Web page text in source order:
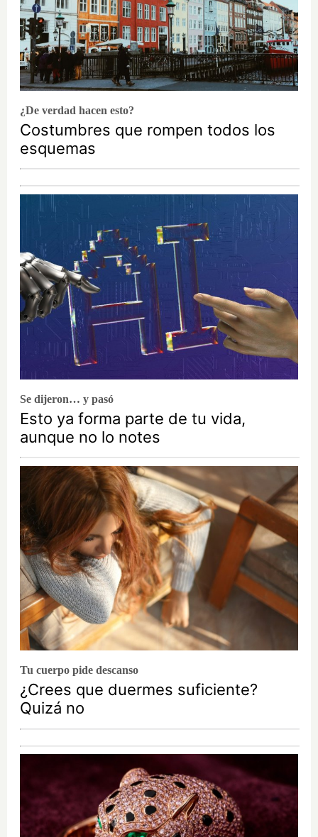
¿De verdad hacen esto?
Costumbres que rompen todos los
esquemas
Se dijeron… y pasó
Esto ya forma parte de tu vida,
aunque no lo notes
Tu cuerpo pide descanso
¿Crees que duermes suficiente?
Quizá no